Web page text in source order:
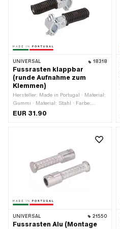
UNIVERSAL 18318
Fussrasten klappbar
(runde Aufnahme zum
Klemmen)
Hersteller: Made in Portugal · Material:
Gummi · Material: Stahl · Farbe:
schwarz · Farbe: silber · Ø innen: 20
EUR 31.90
UNIVERSAL 21550
Fussrasten Alu (Montage